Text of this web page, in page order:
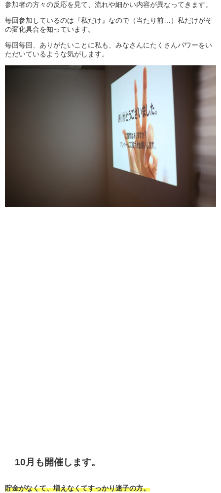
参加者の方々の反応を見て、流れや細かい内容が異なってきます。
毎回参加しているのは『私だけ』なので（当たり前…）私だけがそ
の変化具合を知っています。
毎回毎回、ありがたいことに私も、みなさんにたくさんパワーをい
ただいているような気がします。
10月も開催します。
貯金がなくて、増えなくてすっかり迷子の方。